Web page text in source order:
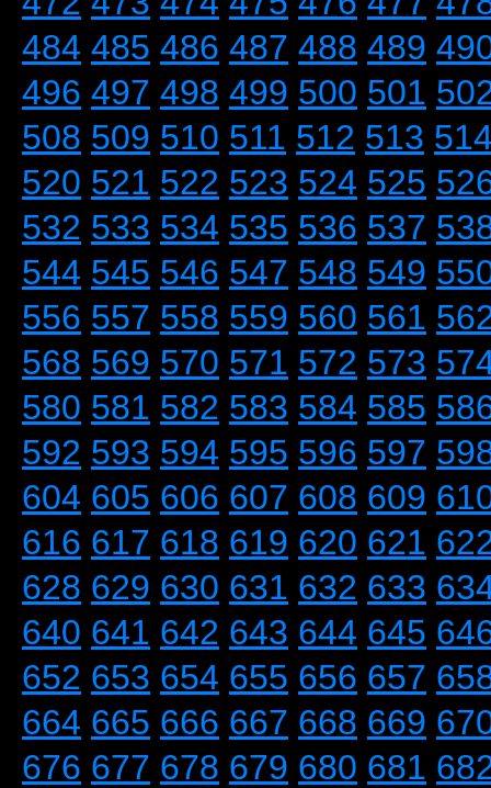
484 485 486 487 488 489
496 497 498 499 500 501
508 509 510 511 512 513
520 521 522 523 524 525
532 533 534 535 536 537
544 545 546 547 548 549
556 557 558 559 560 561
568 569 570 571 572 573
580 581 582 583 584 585
592 593 594 595 596 597
604 605 606 607 608 609
616 617 618 619 620 621
628 629 630 631 632 633
640 641 642 643 644 645
652 653 654 655 656 657
664 665 666 667 668 669
676 677 678 679 680 681